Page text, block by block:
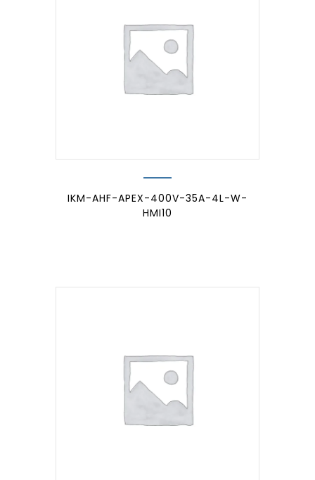
IKM-AHF-APEX-400V-35A-4L-W-
HMI10